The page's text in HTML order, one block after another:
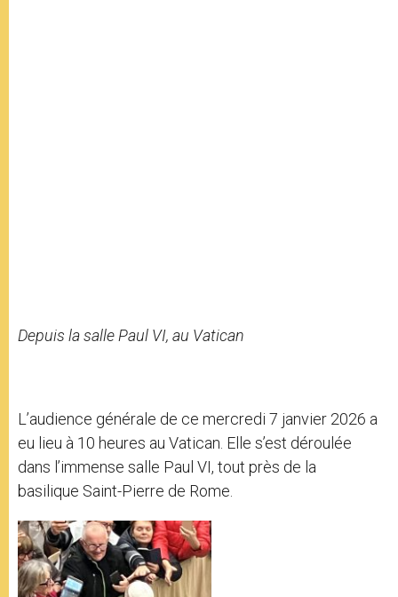
Depuis la salle Paul VI, au Vatican
L’audience générale de ce mercredi 7 janvier 2026 a
eu lieu à 10 heures au Vatican. Elle s’est déroulée
dans l’immense salle Paul VI, tout près de la
basilique Saint-Pierre de Rome.